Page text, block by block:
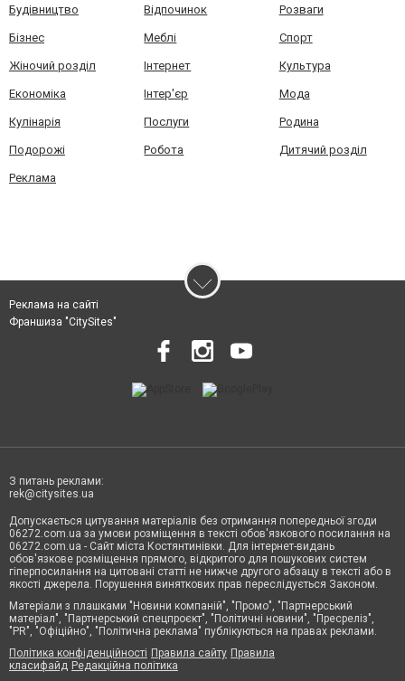
Будівництво Відпочинок Розваги
Бізнес Меблі Спорт
Жіночий розділ Інтернет Культура
Економіка Інтер'єр Мода
Кулінарія Послуги Родина
Подорожі Робота Дитячий розділ
Реклама
Реклама на сайті
Франшиза "CitySites"
З питань реклами:
rek@citysites.ua
Допускається цитування матеріалів без отримання попередньої згоди
06272.com.ua за умови розміщення в тексті обов'язкового посилання на
06272.com.ua - Сайт міста Костянтинівки. Для інтернет-видань
обов'язкове розміщення прямого, відкритого для пошукових систем
гіперпосилання на цитовані статті не нижче другого абзацу в тексті або в
якості джерела. Порушення виняткових прав переслідується Законом.
Матеріали з плашками "Новини компаній", "Промо", "Партнерський
матеріал", "Партнерський спецпроєкт", "Політичні новини", "Пресреліз",
"PR", "Офіційно", "Політична реклама" публікуються на правах реклами.
Політика конфіденційності Правила сайту Правила
класифайд Редакційна політика